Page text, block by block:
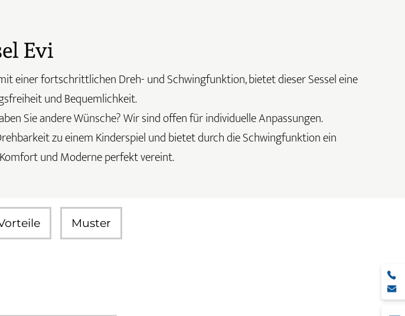
Evi
einer fortschrittlichen Dreh- und Schwingfunktion, bietet dieser Sessel eine
und Bequemlichkeit.
Sie andere Wünsche? Wir sind offen für individuelle Anpassungen.
zu einem Kinderspiel und bietet durch die Schwingfunktion ein
und Moderne perfekt vereint.
Muster